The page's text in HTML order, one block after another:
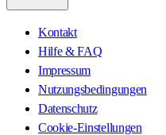
Kontakt
Hilfe & FAQ
Impressum
Nutzungsbedingungen
Datenschutz
Cookie-Einstellungen